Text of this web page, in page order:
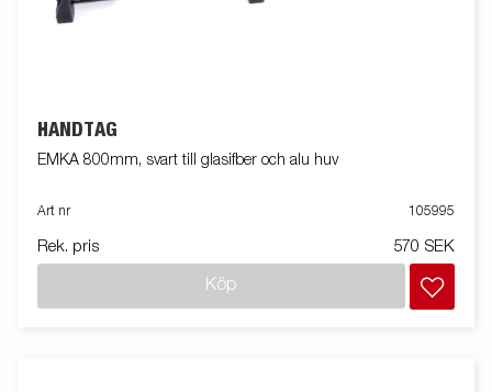
HANDTAG
EMKA 800mm, svart till glasifber och alu huv
Art nr 105995
Rek. pris 570 SEK
Köp